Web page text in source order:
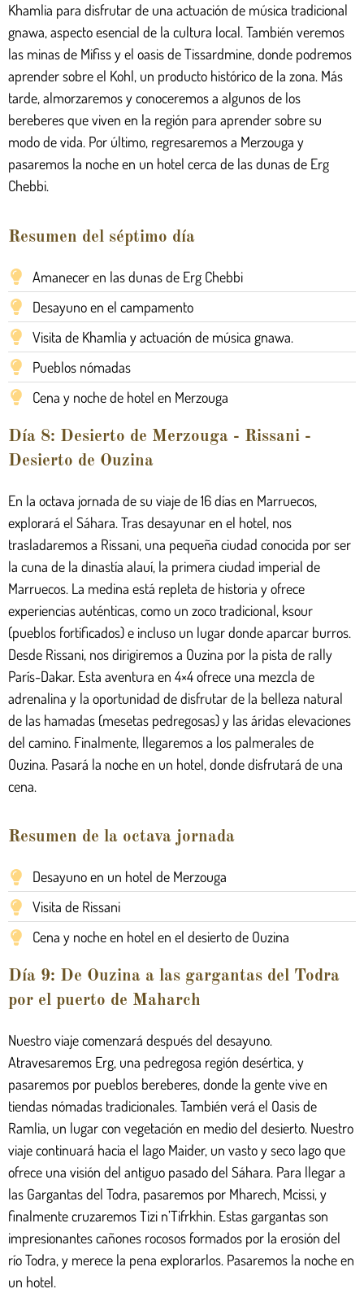
Khamlia para disfrutar de una actuación de música tradicional
gnawa, aspecto esencial de la cultura local. También veremos
las minas de Mifiss y el oasis de Tissardmine, donde podremos
aprender sobre el Kohl, un producto histórico de la zona. Más
tarde, almorzaremos y conoceremos a algunos de los
bereberes que viven en la región para aprender sobre su
modo de vida. Por último, regresaremos a Merzouga y
pasaremos la noche en un hotel cerca de las dunas de Erg
Chebbi.
Resumen del séptimo día
Amanecer en las dunas de Erg Chebbi
Desayuno en el campamento
Visita de Khamlia y actuación de música gnawa.
Pueblos nómadas
Cena y noche de hotel en Merzouga
Día 8: Desierto de Merzouga - Rissani -
Desierto de Ouzina
En la octava jornada de su viaje de 16 días en Marruecos,
explorará el Sáhara. Tras desayunar en el hotel, nos
trasladaremos a Rissani, una pequeña ciudad conocida por ser
la cuna de la dinastía alauí, la primera ciudad imperial de
Marruecos. La medina está repleta de historia y ofrece
experiencias auténticas, como un zoco tradicional, ksour
(pueblos fortificados) e incluso un lugar donde aparcar burros.
Desde Rissani, nos dirigiremos a Ouzina por la pista de rally
París-Dakar. Esta aventura en 4×4 ofrece una mezcla de
adrenalina y la oportunidad de disfrutar de la belleza natural
de las hamadas (mesetas pedregosas) y las áridas elevaciones
del camino. Finalmente, llegaremos a los palmerales de
Ouzina. Pasará la noche en un hotel, donde disfrutará de una
cena.
Resumen de la octava jornada
Desayuno en un hotel de Merzouga
Visita de Rissani
Cena y noche en hotel en el desierto de Ouzina
Día 9: De Ouzina a las gargantas del Todra
por el puerto de Maharch
Nuestro viaje comenzará después del desayuno.
Atravesaremos Erg, una pedregosa región desértica, y
pasaremos por pueblos bereberes, donde la gente vive en
tiendas nómadas tradicionales. También verá el Oasis de
Ramlia, un lugar con vegetación en medio del desierto. Nuestro
viaje continuará hacia el lago Maider, un vasto y seco lago que
ofrece una visión del antiguo pasado del Sáhara. Para llegar a
las Gargantas del Todra, pasaremos por Mharech, Mcissi, y
finalmente cruzaremos Tizi n’Tifrkhin. Estas gargantas son
impresionantes cañones rocosos formados por la erosión del
río Todra, y merece la pena explorarlos. Pasaremos la noche en
un hotel.